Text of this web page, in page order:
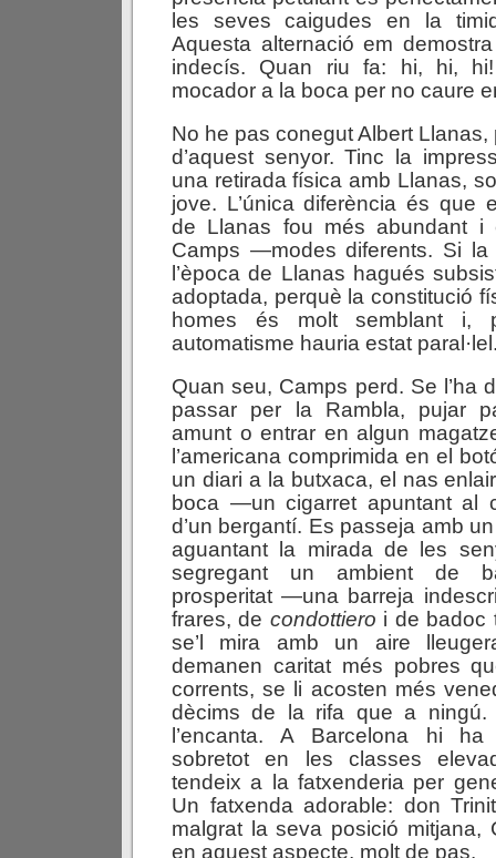
les seves caigudes en la
Aquesta alternació em
indecís. Quan riu fa: hi, hi,
mocador a la boca per no caure
No he pas conegut Albert Llanas,
d’aquest senyor. Tinc la
una retirada física amb Llanas,
jove. L’única diferència és que
de Llanas fou més abundant i
Camps —modes diferents. Si la
l’època de Llanas hagués
adoptada, perquè la constitució
homes és molt semblant i,
automatisme hauria estat
Quan seu, Camps perd. Se l’ha
passar per la Rambla, pujar
amunt o entrar en algun
l’americana comprimida en el
un diari a la butxaca, el nas
boca —un cigarret apuntant al
d’un bergantí. Es passeja amb
aguantant la mirada de les
segregant un ambient de
prosperitat —una barreja
frares, de condottiero i de badoc
se’l mira amb un aire
demanen caritat més pobres
corrents, se li acosten més
dècims de la rifa que a ningú.
l’encanta. A Barcelona hi ha
sobretot en les classes
tendeix a la fatxenderia per
Un fatxenda adorable: don
malgrat la seva posició mitjana,
en aquest aspecte, molt de pas.